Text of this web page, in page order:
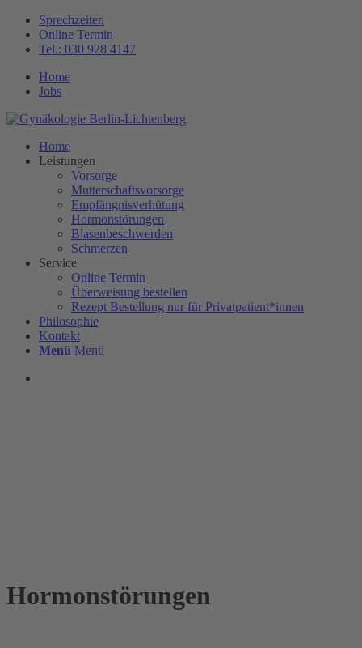
Sprechzeiten
Online Termin
Tel.: 030 928 4147
Home
Jobs
Home
Leistungen
Vorsorge
Mutterschaftsvorsorge
Empfängnisverhütung
Hormonstörungen
Blasenbeschwerden
Schmerzen
Service
Online Termin
Überweisung bestellen
Rezept Bestellung nur für Privatpatient*innen
Philosophie
Kontakt
Menü Menü
Hormonstörungen